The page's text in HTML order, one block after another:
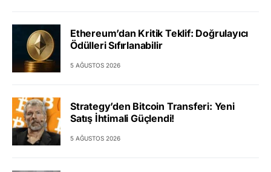
Ethereum’dan Kritik Teklif: Doğrulayıcı
Ödülleri Sıfırlanabilir
5 AĞUSTOS 2026
Strategy’den Bitcoin Transferi: Yeni
Satış İhtimali Güçlendi!
5 AĞUSTOS 2026